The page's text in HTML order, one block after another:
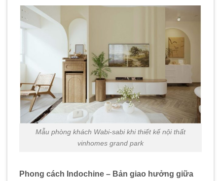
Mẫu phòng khách Wabi-sabi khi thiết kế nội thất
vinhomes grand park
Phong cách Indochine – Bản giao hưởng giữa